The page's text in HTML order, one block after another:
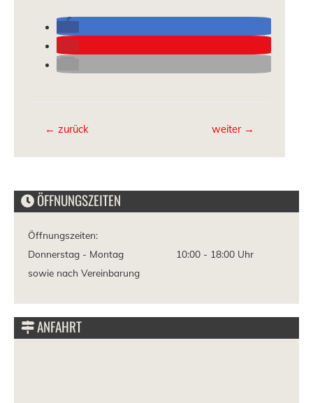
← zurück weiter →
ÖFFNUNGSZEITEN
Öffnungszeiten:
Donnerstag - Montag
10:00 - 18:00 Uhr
sowie nach Vereinbarung
ANFAHRT